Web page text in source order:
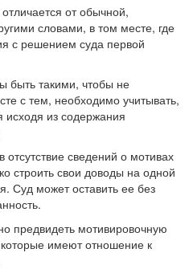
от обычной,
словами, в том месте, где
с решением суда первой
быть такими, чтобы не
с тем, необходимо учитывать,
из содержания
отсутствие сведений о мотивах
строить свои доводы на одной
Суд может оставить ее без
предвидеть мотивировочную
которые имеют отношение к